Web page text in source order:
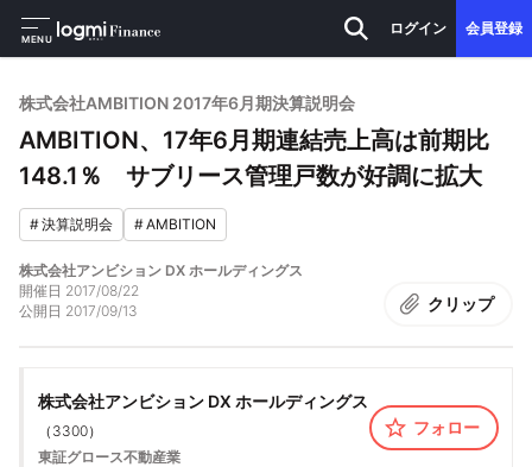
MENU
ログイン 会員登録
株式会社AMBITION 2017年6月期決算説明会
AMBITION、17年6月期連結売上高は前期比
148.1％ サブリース管理戸数が好調に拡大
#決算説明会 #AMBITION
株式会社アンビション DX ホールディングス
開催日 2017/08/22
公開日 2017/09/13 クリップ
株式会社アンビション DX ホールディングス
（ 3300）
東証グロース不動産業
フォロー